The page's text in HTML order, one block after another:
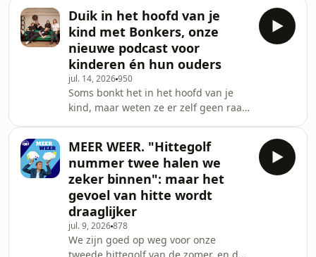
gebruiken. "We hebben weinig
reserve", zegt weerman Frank
Deboosere in deze aflevering van
Meer Weer.See
omnystudio.com/listener for privacy
information.
Duik in het hoofd van je
kind met Bonkers, onze
nieuwe podcast voor
kinderen én hun ouders
jul. 14, 2026950
Soms bonkt het in het hoofd van je
kind, maar weten ze er zelf geen raad
een knotsgekke podcast maken voor
kinderen &eacute;n hun ouders.
Maakster Bo Tuts vertelt er hier alles
over.&nbsp;See
omnystudio.com/listener for privacy
information.
MEER WEER. "Hittegolf
nummer twee halen we
zeker binnen": maar het
gevoel van hitte wordt
draaglijker
jul. 9, 2026878
We zijn goed op weg voor onze